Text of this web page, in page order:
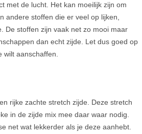
met de lucht. Het kan moeilijk zijn om
andere stoffen die er veel op lijken,
De stoffen zijn vaak net zo mooi maar
dan echt zijde. Let dus goed op
wilt aanschaffen.
rijke zachte stretch zijde. Deze stretch
in de zijde mix mee daar waar nodig.
net wat lekkerder als je deze aanhebt.